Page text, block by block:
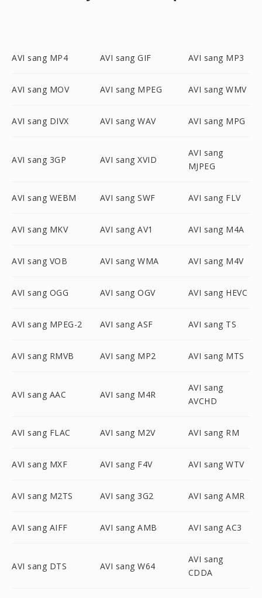
AVI sang MP4 AVI sang GIF AVI sang MP3
AVI sang MOV AVI sang MPEG AVI sang WMV
AVI sang DIVX AVI sang WAV AVI sang MPG
AVI sang 3GP AVI sang XVID
AVI sang
MJPEG
AVI sang WEBM AVI sang SWF AVI sang FLV
AVI sang MKV AVI sang AV1 AVI sang M4A
AVI sang VOB AVI sang WMA AVI sang M4V
AVI sang OGG AVI sang OGV AVI sang HEVC
AVI sang MPEG-2 AVI sang ASF AVI sang TS
AVI sang RMVB AVI sang MP2 AVI sang MTS
AVI sang AAC AVI sang M4R
AVI sang
AVCHD
AVI sang FLAC AVI sang M2V AVI sang RM
AVI sang MXF AVI sang F4V AVI sang WTV
AVI sang M2TS AVI sang 3G2 AVI sang AMR
AVI sang AIFF AVI sang AMB AVI sang AC3
AVI sang DTS AVI sang W64
AVI sang
CDDA